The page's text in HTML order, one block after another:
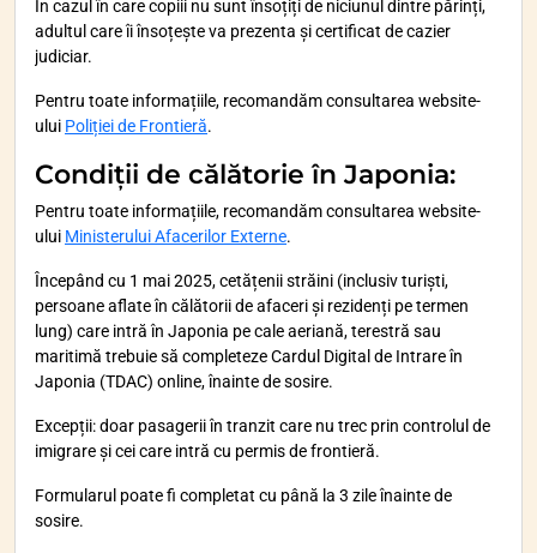
În cazul în care copiii nu sunt însoțiți de niciunul dintre părinți,
adultul care îi însoțește va prezenta și certificat de cazier
judiciar.
Pentru toate informațiile, recomandăm consultarea website-
ului Poliției de Frontieră.
Condiții de călătorie în Japonia:
Pentru toate informațiile, recomandăm consultarea website-
ului Ministerului Afacerilor Externe.
Începând cu 1 mai 2025, cetățenii străini (inclusiv turiști,
persoane aflate în călătorii de afaceri și rezidenți pe termen
lung) care intră în Japonia pe cale aeriană, terestră sau
maritimă trebuie să completeze Cardul Digital de Intrare în
Japonia (TDAC) online, înainte de sosire.
Excepții: doar pasagerii în tranzit care nu trec prin controlul de
imigrare și cei care intră cu permis de frontieră.
Formularul poate fi completat cu până la 3 zile înainte de
sosire.